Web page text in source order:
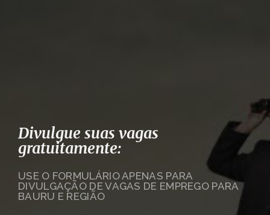
Divulgue suas vagas
gratuitamente:
USE O FORMULÁRIO APENAS PARA
DIVULGAÇÃO DE VAGAS DE EMPREGO PARA
BAURU E REGIÃO